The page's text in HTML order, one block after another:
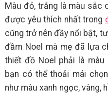
Màu đỏ, trắng là màu sắc
được yêu thích nhất trong
cũng trở nên đầy nổi bật,
đầm Noel mà mẹ đã lựa
thiết đồ Noel phải là màu
bạn có thể thoải mái
như màu xanh ngọc, vàng,